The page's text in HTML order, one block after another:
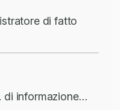
di fatto
di informazione…